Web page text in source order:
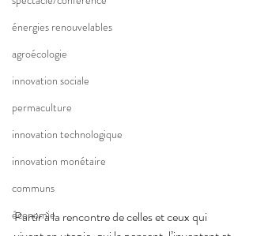
énergies renouvelables
agroécologie
innovation sociale
permaculture
innovation technologique
innovation monétaire
communs
économie
Partir à la rencontre de celles et ceux qui